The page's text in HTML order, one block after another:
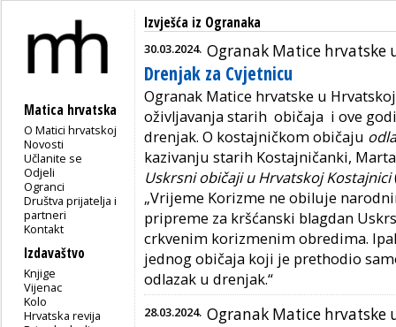
Matica hrvatska
O Matici hrvatskoj
Novosti
Učlanite se
Odjeli
Ogranci
Društva prijatelja i
partneri
Kontakt
Izdavaštvo
Knjige
Vijenac
Kolo
Hrvatska revija
Izvješća iz Ogranaka
30.03.2024. Ogranak Matice hrvatske
Drenjak za Cvjetnicu
Ogranak Matice hrvatske u
oživljavanja starih običaja i ove
drenjak. O kostajničkom običaju
kazivanju starih Kostajničanki,
Uskrsni običaji u Hrvatskoj Kostajnici
„Vrijeme Korizme ne obiluje
pripreme za kršćanski blagdan
crkvenim korizmenim obredima.
jednog običaja koji je prethodio
odlazak u drenjak.“
28.03.2024. Ogranak Matice hrvatske